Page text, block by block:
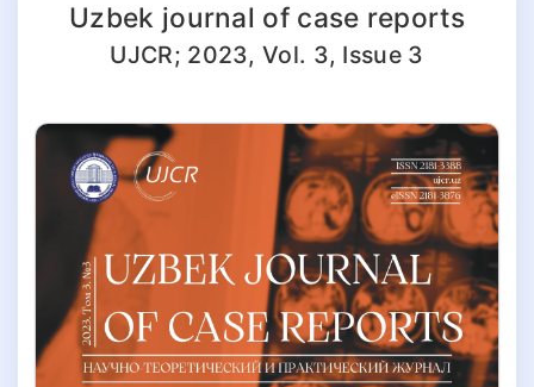
Uzbek journal of case reports
UJCR; 2023, Vol. 3, Issue 3